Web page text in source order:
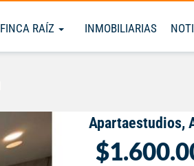
FINCA RAÍZ INMOBILIARIAS
Apartaestudios,